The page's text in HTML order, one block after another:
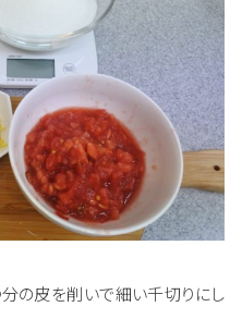
の皮を削いで細い千切りにし